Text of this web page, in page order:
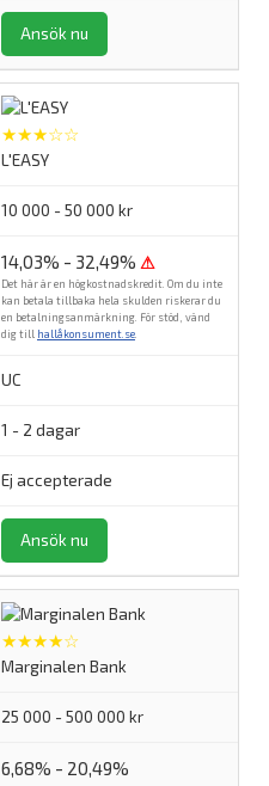
Ansök nu
★★★☆☆
L'EASY
10 000 - 50 000 kr
14,03% - 32,49% ⚠
Det här är en högkostnadskredit. Om du inte
kan betala tillbaka hela skulden riskerar du
en betalningsanmärkning. För stöd, vänd
dig till hallåkonsument.se
UC
1 - 2 dagar
Ej accepterade
Ansök nu
★★★★☆
Marginalen Bank
25 000 - 500 000 kr
6,68% - 20,49%